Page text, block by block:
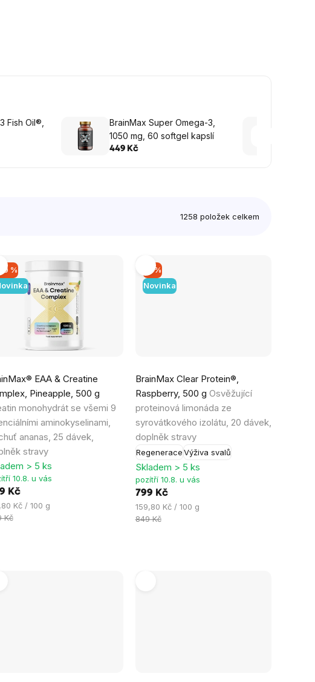
Fish Oil®,
BrainMax Super Omega-3,
1050 mg, 60 softgel kapslí
449 Kč
1258 položek celkem
–10 %
EAA & Creatine
Pineapple, 500 g
monohydrát se všemi 9
aminokyselinami,
ananas, 25 dávek,
stravy
> 5 ks
10.8. u vás
Kč
Kč / 100 g
Kč
Novinka
–5 %
BrainMax Clear Protein®,
Raspberry, 500 g Osvěžující
proteinová limonáda ze
syrovátkového izolátu, 20 dávek,
doplněk stravy
RegeneraceVýživa svalů
Skladem > 5 ks
pozítří 10.8. u vás
799 Kč
Měrná
cena:
159,80 Kč / 100 g
849 Kč